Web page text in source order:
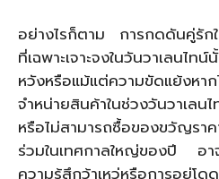
อย่างไรก็ตาม การกดดันคู่รัก
ที่เฉพาะเจาะจงในวันวาเลนไท
หวังหรือแม้แต่ความขัดแย้งห
จำหน่ายสินค้าในช่วงวันวาเลน
หรือไม่สามารถซื้อของขวัญรา
ร่วมในเทศกาลใหญ่ของปี อา
ความรู้สึกว้าเหว่หรือการอยู่